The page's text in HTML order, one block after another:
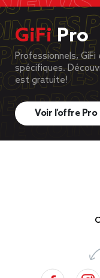
GiFiPro
Professionnels,
spécifiques.
est gratuite!
Voir l’offre Pro